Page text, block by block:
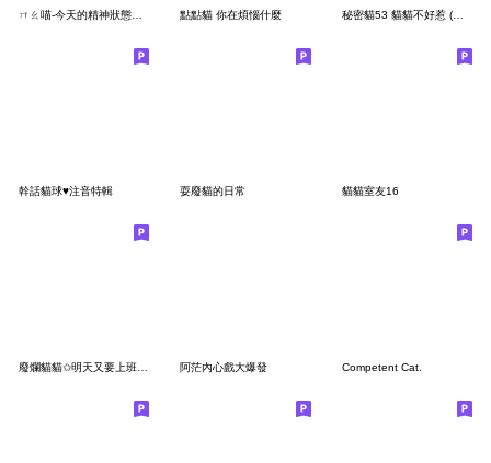
點點貓 你在煩惱什麼 秘密貓53 貓貓不好惹 (消極篇)
幹話貓球♥注音特輯 耍廢貓的日常 貓貓室友16
廢爛貓貓✩明天又要上班 我只想躺整天 阿茫內心戲大爆發 Competent Cat.